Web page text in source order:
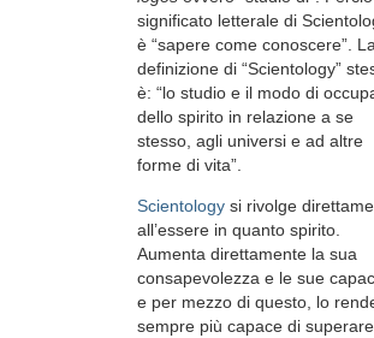
significato letterale di
è “sapere come conoscere”. La
definizione di “Scientology”
è: “lo studio e il modo di
dello spirito in relazione a se
stesso, agli universi e ad altre
forme di vita”.
Scientology si rivolge
all’essere in quanto spirito.
Aumenta direttamente la sua
consapevolezza e le sue
e per mezzo di questo, lo
sempre più capace di